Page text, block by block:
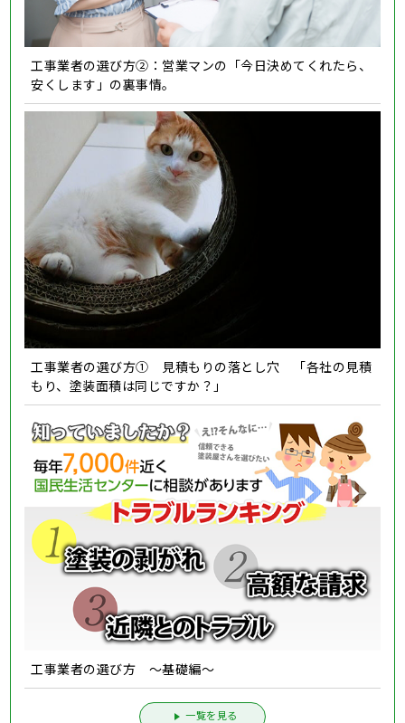
工事業者の選び方②：営業マンの「今日決めてくれたら、
安くします」の裏事情。
工事業者の選び方① 見積もりの落とし穴 「各社の見積
もり、塗装面積は同じですか？」
工事業者の選び方 ～基礎編～
一覧を見る